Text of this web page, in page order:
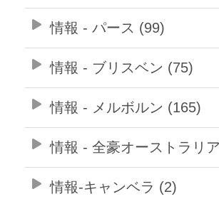
情報 - パース (99)
情報 - ブリスベン (75)
情報 - メルボルン (165)
情報 - 全豪オーストラリ
情報-キャンベラ (2)